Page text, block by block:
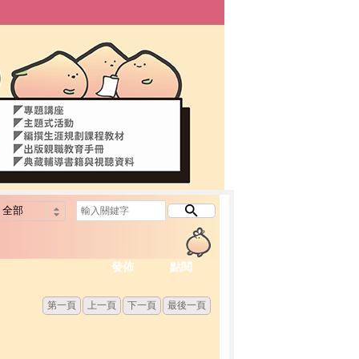
發佈 點閱
第一頁 上一頁 下一頁 最後一頁